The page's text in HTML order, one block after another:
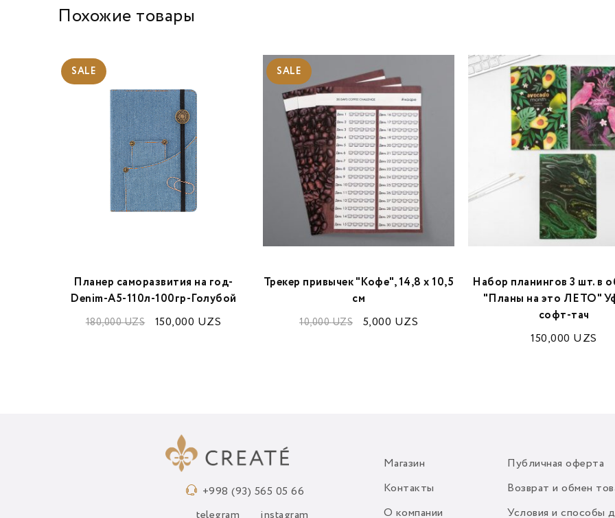
Похожие товары
SALE
Планер саморазвития на год-
Denim-А5-110л-100гр-Голубой
180,000UZS 150,000 UZS
SALE
Трекер привычек "Кофе", 14,8 х 10,5
см
10,000UZS 5,000 UZS
Набор планингов 3 шт. в
"Планы на это ЛЕТО"
софт-тач
150,000 UZS
+998 (93) 565 05 66
telegram instagram
Магазин
Контакты
О компании
Публичная оферта
Возврат и обмен
Условия и способы